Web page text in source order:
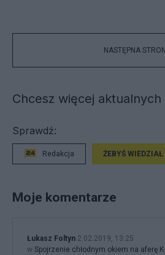
NASTĘPNA
Chcesz więcej aktualnych
Sprawdź:
Redakcja ŻEBYŚ WIEDZIAŁ
Moje komentarze
Łukasz Foltyn 2.02.2019, 13:25
w Spojrzenie chłodnym okiem na aferę